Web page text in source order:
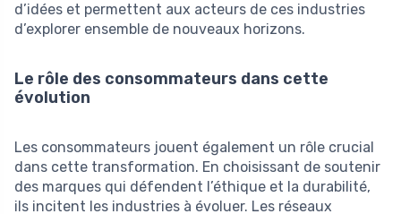
d’idées et permettent aux acteurs de ces industries
d’explorer ensemble de nouveaux horizons.
Le rôle des consommateurs dans cette
évolution
Les consommateurs jouent également un rôle crucial
dans cette transformation. En choisissant de soutenir
des marques qui défendent l’éthique et la durabilité,
ils incitent les industries à évoluer. Les réseaux